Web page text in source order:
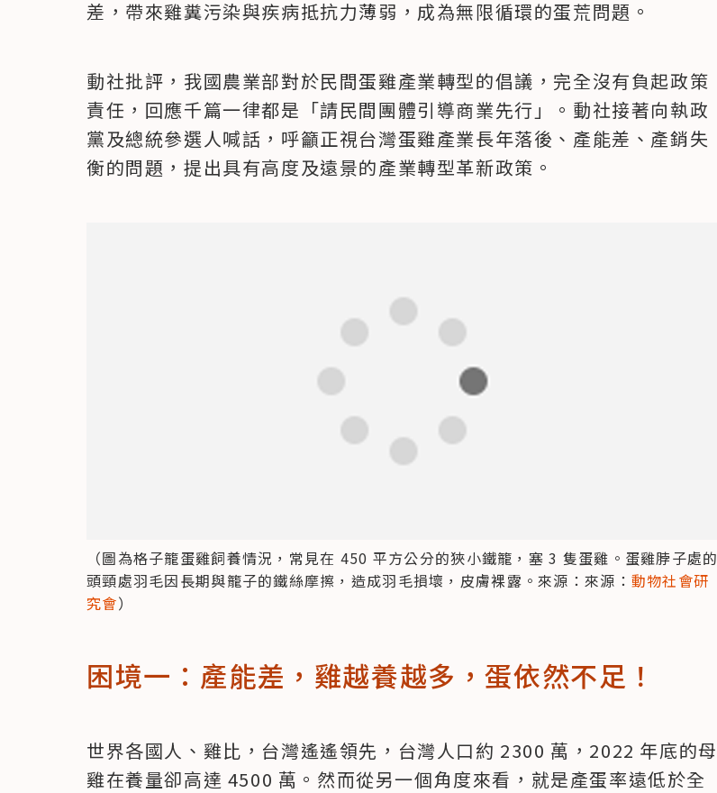
差，帶來雞糞污染與疾病抵抗力薄弱，成為無限循環的蛋荒問題。
動社批評，我國農業部對於民間蛋雞產業轉型的倡議，完全沒有負起政策
責任，回應千篇一律都是「請民間團體引導商業先行」。動社接著向執政
黨及總統參選人喊話，呼籲正視台灣蛋雞產業長年落後、產能差、產銷失
衡的問題，提出具有高度及遠景的產業轉型革新政策。
（圖為格子籠蛋雞飼養情況，常見在 450 平方公分的狹小鐵籠，塞 3 隻蛋雞。蛋雞脖子處的
頭頸處羽毛因長期與籠子的鐵絲摩擦，造成羽毛損壞，皮膚裸露。來源：來源： 動物社會研
究會）
困境一：產能差，雞越養越多，蛋依然不足！
世界各國人、雞比，台灣遙遙領先，台灣人口約 2300 萬，2022 年底的母
雞在養量卻高達 4500 萬。然而從另一個角度來看，就是產蛋率遠低於全